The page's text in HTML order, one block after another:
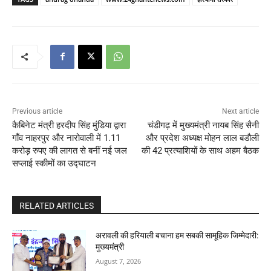
Previous article
कैबिनेट मंत्री हरदीप सिंह मुंडिया द्वारा
गाँव नाहरपुर और नारोवाली में 1.11
करोड़ रुपए की लागत से बनीं नई जल
सप्लाई स्कीमों का उद्घाटन
Next article
चंडीगढ़ में मुख्यमंत्री नायब सिंह सैनी
और प्रदेश अध्यक्ष मोहन लाल बडौली
की 42 प्रत्याशियों के साथ अहम बैठक
RELATED ARTICLES
अरावली की हरियाली बचाना हम सबकी सामूहिक जिम्मेदारी:
मुख्यमंत्री
August 7, 2026